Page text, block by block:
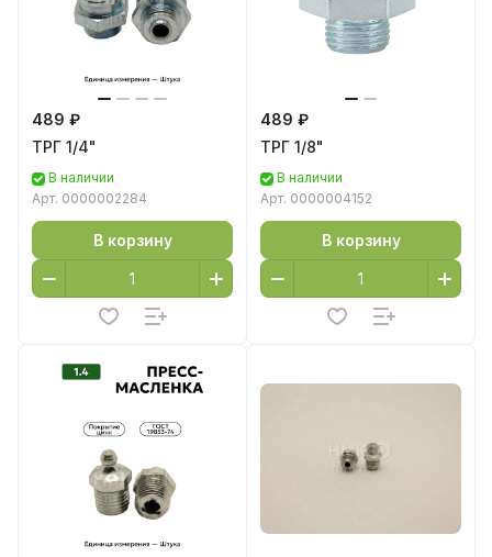
489 ₽
ТРГ 1/4"
В наличии
Арт. 0000002284
В корзину
489 ₽
ТРГ 1/8"
В наличии
Арт. 0000004152
В корзину